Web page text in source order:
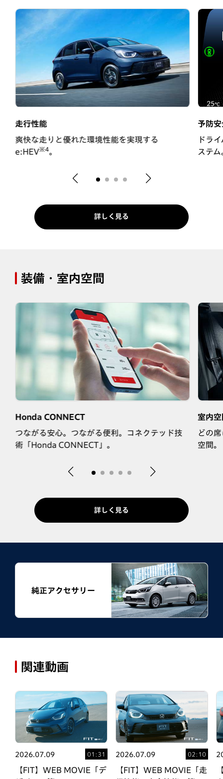
走行性能
爽快な走りと優れた環境性能を実現する
e:HEV※4。
予防
ドラ
ステム
詳しく見る
装備・室内空間
Honda CONNECT
つながる安心。つながる便利。コネクテッド技
術「Honda CONNECT」。
室内
どの
空間。
詳しく見る
純正アクセサリー
関連動画
2026.07.09 01:31
【FIT】WEB MOVIE「デ
2026.07.09 02:10
【FIT】WEB MOVIE「走